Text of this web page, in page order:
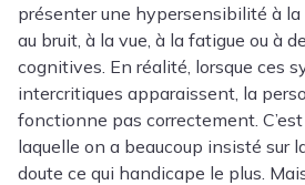
présenter une hypersensibilité à la
au bruit, à la vue, à la fatigue ou à
cognitives. En réalité, lorsque ces
intercritiques apparaissent, la
fonctionne pas correctement.
laquelle on a beaucoup insisté sur
doute ce qui handicape le plus.